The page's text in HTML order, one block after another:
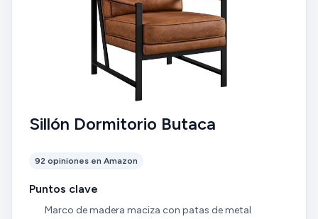
Sillón Dormitorio Butaca
92 opiniones en Amazon
Puntos clave
Marco de madera maciza con patas de metal